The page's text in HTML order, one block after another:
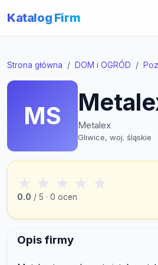
Katalog Firm
Strona główna DOM i OGRÓD
MS Metalex
Gliwice, woj. śląskie
★ ★ ★ ★ ★
0.0 / 5 · 0 ocen
Opis firmy